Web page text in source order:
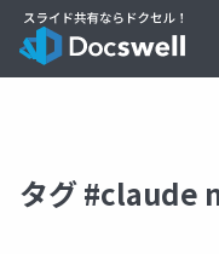
タグ #claude